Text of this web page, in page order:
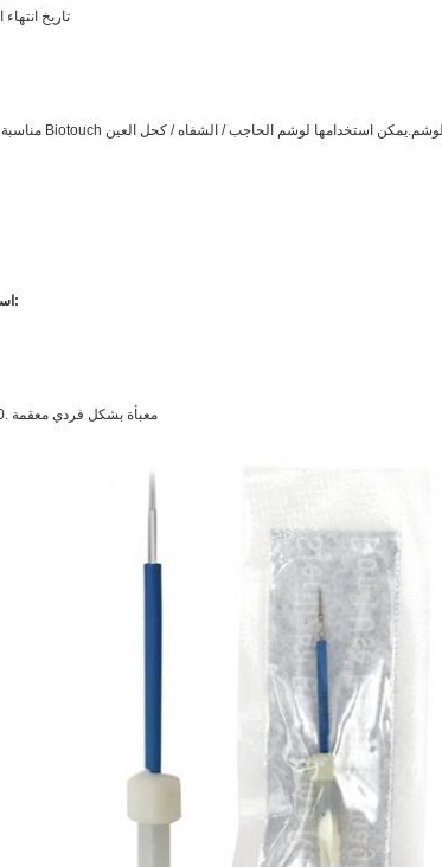
تاريخ انتهاء
اسم العلامة التجارية:
معبأة بشكل فردي معقمة .50 قطعة / الحقيبة